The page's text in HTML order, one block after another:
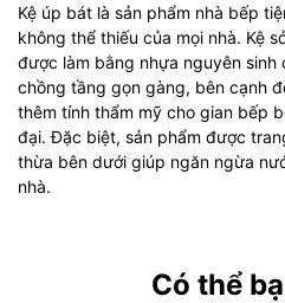
Kệ úp bát là sản phẩm nhà bếp
không thể thiếu của mọi nhà. Kệ
được làm bằng nhựa nguyên
chồng tầng gọn gàng, bên cạnh
thêm tính thẩm mỹ cho gian bếp
đại. Đặc biệt, sản phẩm được
thừa bên dưới giúp ngăn ngừa
nhà.
Có thể